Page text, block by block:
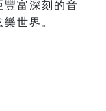
豐富深刻的音
世界。